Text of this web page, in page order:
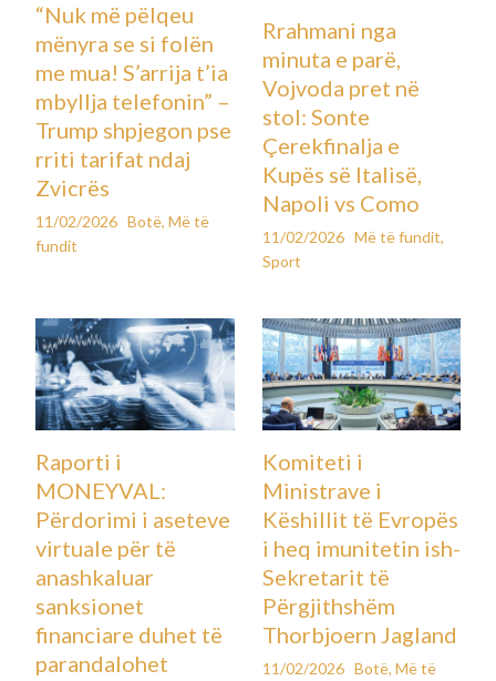
“Nuk më pëlqeu
mënyra se si folën
me mua! S’arrija t’ia
mbyllja telefonin” –
Trump shpjegon pse
rriti tarifat ndaj
Zvicrës
11/02/2026 Botë,Më të
fundit
Rrahmani nga
minuta e parë,
Vojvoda pret në
stol: Sonte
Çerekfinalja e
Kupës së Italisë,
Napoli vs Como
11/02/2026 Më të fundit,
Sport
Raporti i
MONEYVAL:
Përdorimi i aseteve
virtuale për të
anashkaluar
sanksionet
financiare duhet të
parandalohet
Komiteti i
Ministrave i
Këshillit të Evropës
i heq imunitetin ish-
Sekretarit të
Përgjithshëm
Thorbjoern Jagland
11/02/2026 Botë, Më të